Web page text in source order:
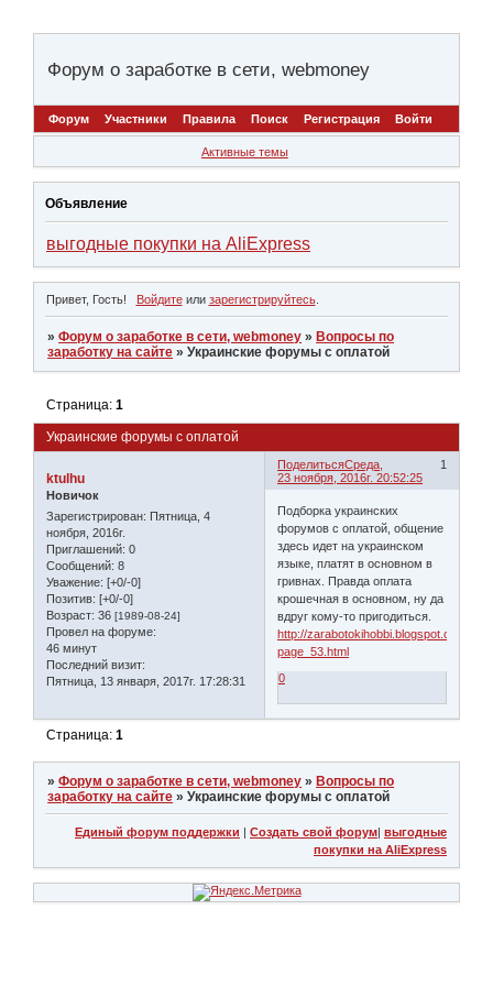
Форум о заработке в сети, webmoney
Форум Участники Правила Поиск Регистрация Войти
Активные темы
Объявление
выгодные покупки на AliExpress
Привет, Гость! Войдитеили зарегистрируйтесь.
»Форум о заработке в сети, webmoney » Вопросы по
заработку на сайте »Украинские форумы с оплатой
Украинские форумы с оплатой
Страница:1
Поделиться 1
Среда,
23 ноября, 2016г. 20:52:25
ktulhu
Новичок
Зарегистрирован: Пятница, 4
ноября, 2016г.
Приглашений: 0
Сообщений: 8
Уважение: [+0/-0]
Позитив: [+0/-0]
Возраст: 36 [1989-08-24]
Провел на форуме:
46 минут
Последний визит:
Пятница, 13 января, 2017г. 17:28:31
Подборка украинских
форумов с оплатой, общение
здесь идет на украинском
языке, платят в основном в
гривнах. Правда оплата
крошечная в основном, ну да
вдруг кому-то пригодиться.
http://zarabotokihobbi.blogspot.com/p/
page_53.html
0
Страница:1
»Форум о заработке в сети, webmoney » Вопросы по
заработку на сайте »Украинские форумы с оплатой
Единый форум поддержки | Создать свой форум| выгодные
покупки на AliExpress